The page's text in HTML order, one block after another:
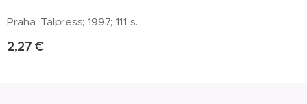
Praha; Talpress; 1997; 111 s.
2,27 €